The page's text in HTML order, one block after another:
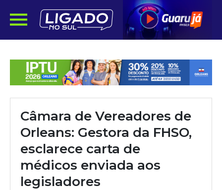
Câmara de Vereadores de
Orleans: Gestora da FHSO,
esclarece carta de
médicos enviada aos
legisladores